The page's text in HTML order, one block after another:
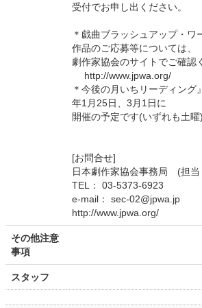
受付でお申し出ください。
＊戯曲ブラッシュアップ・ワ
作品のご応募等については、
劇作家協会のサイトでご確認
http://www.jpwa.org/
＊今後の月いちリーディング
年1月25日、3月1日に
開催の予定です(いずれも土曜)
[お問合せ]
日本劇作家協会事務局 (担当
TEL： 03-5373-6923
e-mail： sec-02@jpwa.jp
http://www.jpwa.org/
その他注意
事項
スタッフ